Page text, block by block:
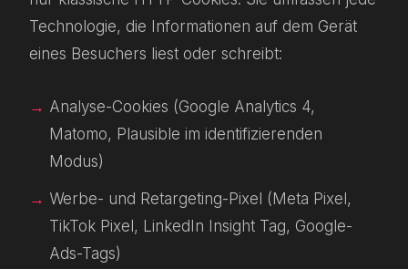
Technologie, die Informationen auf dem Gerät
eines Besuchers liest oder schreibt:
Analyse-Cookies (Google Analytics 4,
Matomo, Plausible im identifizierenden
Modus)
Werbe- und Retargeting-Pixel (Meta Pixel,
TikTok Pixel, LinkedIn Insight Tag, Google-
Ads-Tags)